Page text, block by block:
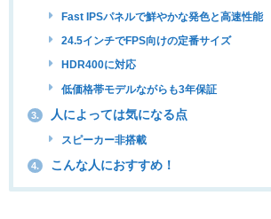
Fast IPSパネルで鮮やかな発色と高速性能
24.5インチでFPS向けの定番サイズ
HDR400に対応
低価格帯モデルながらも3年保証
3. 人によっては気になる点
スピーカー非搭載
4. こんな人におすすめ！